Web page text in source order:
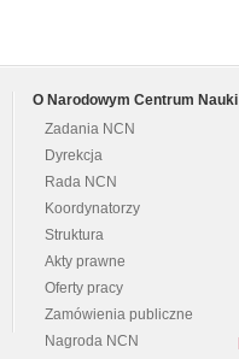
O Narodowym Centrum Nauki
Zadania NCN
Dyrekcja
Rada NCN
Koordynatorzy
Struktura
Akty prawne
Oferty pracy
Zamówienia publiczne
Nagroda NCN